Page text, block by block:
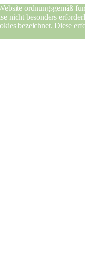
ordnungsgemäß
besonders
bezeichnet. Diese